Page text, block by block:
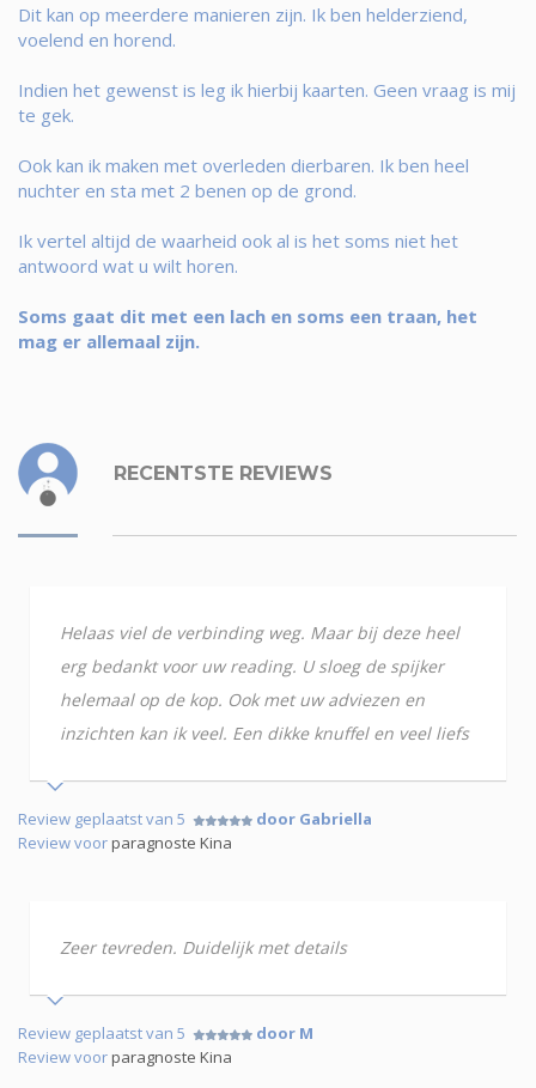
Dit kan op meerdere manieren zijn. Ik ben helderziend,
voelend en horend.
Indien het gewenst is leg ik hierbij kaarten. Geen vraag is mij
te gek.
Ook kan ik maken met overleden dierbaren. Ik ben heel
nuchter en sta met 2 benen op de grond.
Ik vertel altijd de waarheid ook al is het soms niet het
antwoord wat u wilt horen.
Soms gaat dit met een lach en soms een traan, het
mag er allemaal zijn.
RECENTSTE REVIEWS
Helaas viel de verbinding weg. Maar bij deze heel
erg bedankt voor uw reading. U sloeg de spijker
helemaal op de kop. Ook met uw adviezen en
inzichten kan ik veel. Een dikke knuffel en veel liefs
Review geplaatst van 5
door Gabriella
Review voorparagnoste Kina
Zeer tevreden. Duidelijk met details
Review geplaatst van 5
door M
Review voorparagnoste Kina